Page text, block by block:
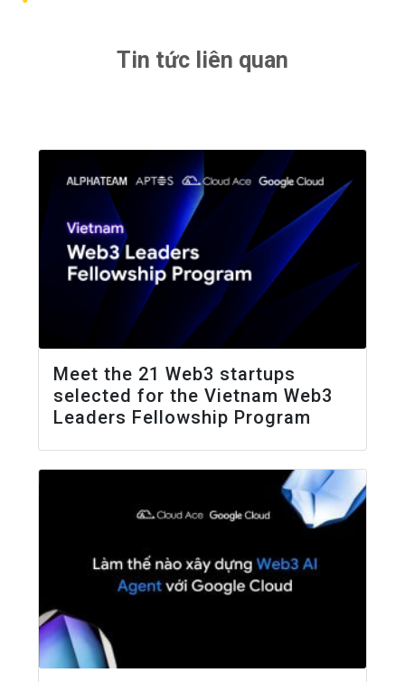
Tin tức liên quan
Meet the 21 Web3 startups
selected for the Vietnam Web3
Leaders Fellowship Program